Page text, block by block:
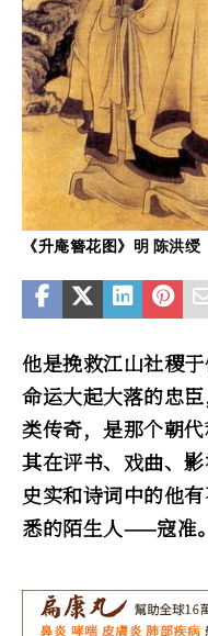
《升庵簪花图》明 陈洪绶
他是挽救江山社稷于
命运大起大落的忠
类传奇，是那个朝
其在评书、戏曲、
史实和诗词中的他
悉的陌生人——寇准。